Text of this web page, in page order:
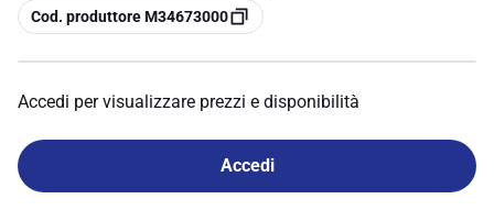
copia
Cod. produttore M34673000
Accedi per visualizzare prezzi e disponibilità
Accedi